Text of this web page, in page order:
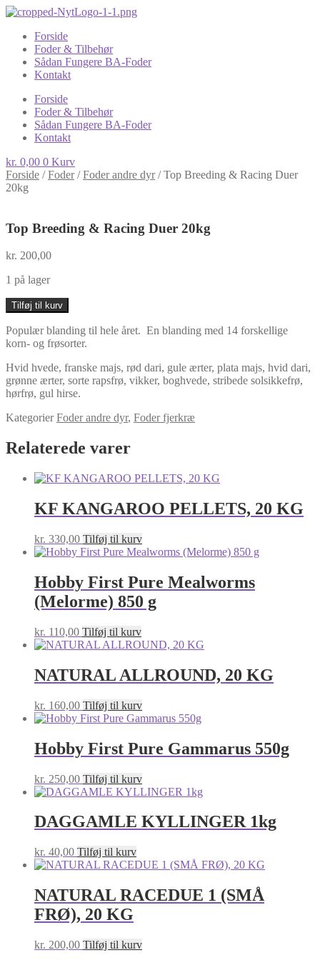
Forside
Foder & Tilbehør
Sådan Fungere BA-Foder
Kontakt
Forside
Foder & Tilbehør
Sådan Fungere BA-Foder
Kontakt
kr. 0,00 0 Kurv
Forside /Foder/Foder andre dyr/Top Breeding & Racing Duer
20kg
Top Breeding & Racing Duer 20kg
kr. 200,00
1 på lager
Top
Breeding
&
Racing
20kg
antal
Tilføj til kurv
Populær blanding til hele året. En blanding med 14 forskellige
korn- og frøsorter.
Hvid hvede, franske majs, rød dari, gule ærter, plata majs, hvid dari,
grønne ærter, sorte rapsfrø, vikker, boghvede, stribede solsikkefrø,
hørfrø, gul hirse.
Kategorier Foder andre dyr, Foder fjerkræ
Relaterede varer
KF KANGAROO PELLETS, 20 KG
kr. 330,00 Tilføj til kurv
Hobby First Pure Mealworms
(Melorme) 850 g
kr. 110,00 Tilføj til kurv
NATURAL ALLROUND, 20 KG
kr. 160,00 Tilføj til kurv
Hobby First Pure Gammarus 550g
kr. 250,00 Tilføj til kurv
DAGGAMLE KYLLINGER 1kg
kr. 40,00 Tilføj til kurv
NATURAL RACEDUE 1 (SMÅ
FRØ), 20 KG
kr. 200,00 Tilføj til kurv